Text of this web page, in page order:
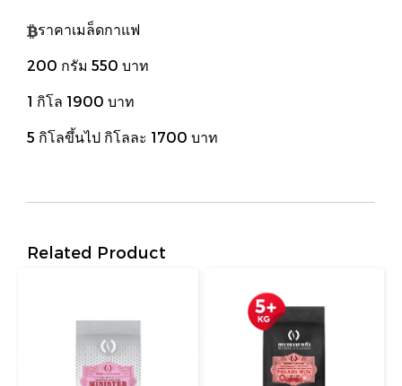
ราคาเมล็ดกาแฟ
200 กรัม 550 บาท
1 กิโล 1900 บาท
5 กิโลขึ้นไป กิโลละ 1700 บาท
Related Product